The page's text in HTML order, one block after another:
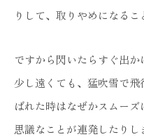
りして、取りやめになるこ
ですから閃いたらすぐ出か
少し遠くても、猛吹雪で
ばれた時はなぜかスムー
思議なことが連発したりし